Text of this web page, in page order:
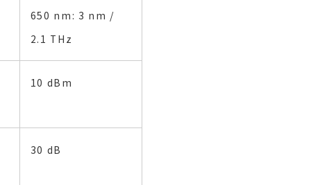
650 nm: 3 nm /
2.1 THz
10 dBm
30 dB